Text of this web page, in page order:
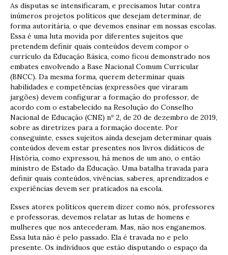
As disputas se intensificaram, e precisamos lutar contra
inúmeros projetos políticos que desejam determinar, de
forma autoritária, o que devemos ensinar em nossas escolas.
Essa é uma luta movida por diferentes sujeitos que
pretendem definir quais conteúdos devem compor o
currículo da Educação Básica, como ficou demonstrado nos
embates envolvendo a Base Nacional Comum Curricular
(BNCC). Da mesma forma, querem determinar quais
habilidades e competências (expressões que viraram
jargões) devem configurar a formação do professor, de
acordo com o estabelecido na Resolução do Conselho
Nacional de Educação (CNE) nº 2, de 20 de dezembro de 2019,
sobre as diretrizes para a formação docente. Por
conseguinte, esses sujeitos ainda desejam determinar quais
conteúdos devem estar presentes nos livros didáticos de
História, como expressou, há menos de um ano, o então
ministro de Estado da Educação. Uma batalha travada para
definir quais conteúdos, vivências, saberes, aprendizados e
experiências devem ser praticados na escola.
Esses atores políticos querem dizer como nós, professores
e professoras, devemos relatar as lutas de homens e
mulheres que nos antecederam. Mas, não nos enganemos.
Essa luta não é pelo passado. Ela é travada no e pelo
presente. Os indivíduos que estão disputando o espaço da